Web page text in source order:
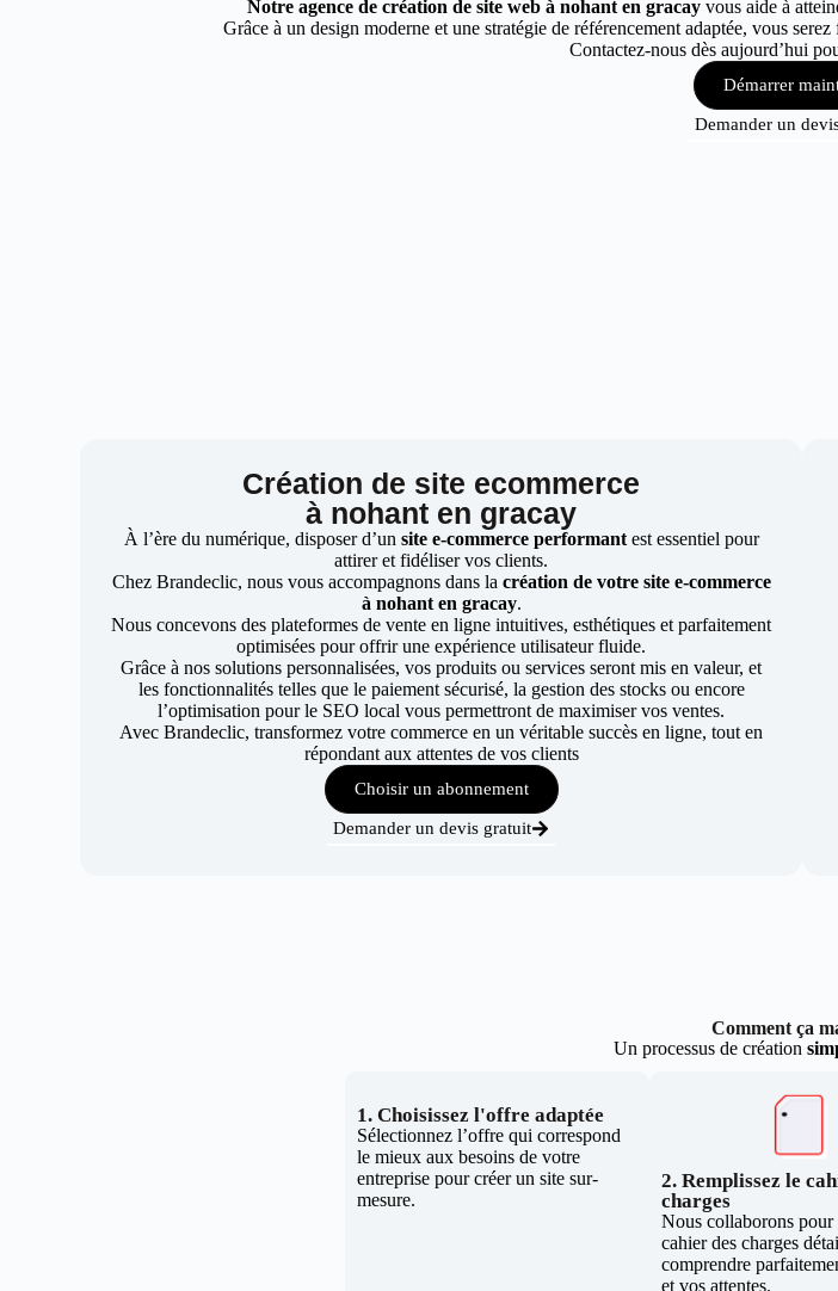
Notre agence de création de site web à nohant en gracayvous aide à
Grâce à un design moderne et une stratégie de référencement adaptée, vous
Contactez-nous dès aujourd’hui
Démarrer
Demander un
Création de site ecommerce
à nohant en gracay
À l’ère du numérique, disposer d’un site e-commerce performant est essentiel pour
attirer et fidéliser vos clients.
Chez Brandeclic, nous vous accompagnons dans la création de votre site e-commerce
à nohant en gracay.
Nous concevons des plateformes de vente en ligne intuitives, esthétiques et parfaitement
optimisées pour offrir une expérience utilisateur fluide.
Grâce à nos solutions personnalisées, vos produits ou services seront mis en valeur, et
les fonctionnalités telles que le paiement sécurisé, la gestion des stocks ou encore
l’optimisation pour le SEO local vous permettront de maximiser vos ventes.
Avec Brandeclic, transformez votre commerce en un véritable succès en ligne, tout en
répondant aux attentes de vos clients
Choisir un abonnement
Demander un devis gratuit
Comment ça
Un processus de création
1. Choisissez l'offre adaptée
Sélectionnez l’offre qui correspond
le mieux aux besoins de votre
entreprise pour créer un site sur-
mesure.
2. Remplissez le
charges
Nous collaborons pour
cahier des charges
comprendre
et vos attentes.